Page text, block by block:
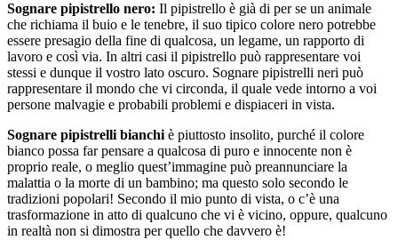
Sognare pipistrello nero: Il pipistrello è già di per se un animale
che richiama il buio e le tenebre, il suo tipico colore nero potrebbe
essere presagio della fine di qualcosa, un legame, un rapporto di
lavoro e così via. In altri casi il pipistrello può rappresentare voi
stessi e dunque il vostro lato oscuro. Sognare pipistrelli neri può
rappresentare il mondo che vi circonda, il quale vede intorno a voi
persone malvagie e probabili problemi e dispiaceri in vista.
Sognare pipistrelli bianchi è piuttosto insolito, purché il colore
bianco possa far pensare a qualcosa di puro e innocente non è
proprio reale, o meglio quest’immagine può preannunciare la
malattia o la morte di un bambino; ma questo solo secondo le
tradizioni popolari! Secondo il mio punto di vista, o c’è una
trasformazione in atto di qualcuno che vi è vicino, oppure, qualcuno
in realtà non si dimostra per quello che davvero è!